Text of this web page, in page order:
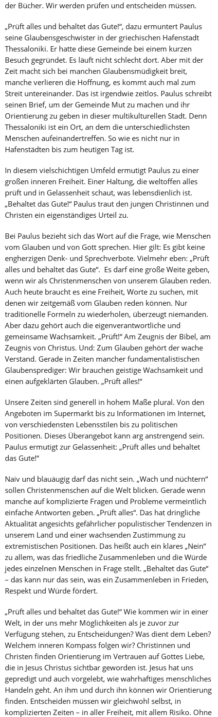
der Bücher. Wir werden prüfen und entscheiden müssen.
„Prüft alles und behaltet das Gute!“, dazu ermuntert Paulus
seine Glaubensgeschwister in der griechischen Hafenstadt
Thessaloniki. Er hatte diese Gemeinde bei einem kurzen
Besuch gegründet. Es läuft nicht schlecht dort. Aber mit der
Zeit macht sich bei manchen Glaubensmüdigkeit breit,
manche verlieren die Hoffnung, es kommt auch mal zum
Streit untereinander. Das ist irgendwie zeitlos. Paulus schreibt
seinen Brief, um der Gemeinde Mut zu machen und ihr
Orientierung zu geben in dieser multikulturellen Stadt. Denn
Thessaloniki ist ein Ort, an dem die unterschiedlichsten
Menschen aufeinandertreffen. So wie es nicht nur in
Hafenstädten bis zum heutigen Tag ist.
In diesem vielschichtigen Umfeld ermutigt Paulus zu einer
großen inneren Freiheit. Einer Haltung, die weltoffen alles
prüft und in Gelassenheit schaut, was lebensdienlich ist.
„Behaltet das Gute!“ Paulus traut den jungen Christinnen und
Christen ein eigenständiges Urteil zu.
Bei Paulus bezieht sich das Wort auf die Frage, wie Menschen
vom Glauben und von Gott sprechen. Hier gilt: Es gibt keine
engherzigen Denk- und Sprechverbote. Vielmehr eben: „Prüft
alles und behaltet das Gute“. Es darf eine große Weite geben,
wenn wir als Christenmenschen von unserem Glauben reden.
Auch heute braucht es eine Freiheit, Worte zu suchen, mit
denen wir zeitgemäß vom Glauben reden können. Nur
traditionelle Formeln zu wiederholen, überzeugt niemanden.
Aber dazu gehört auch die eigenverantwortliche und
gemeinsame Wachsamkeit. „Prüft!“ Am Zeugnis der Bibel, am
Zeugnis von Christus. Und: Zum Glauben gehört der wache
Verstand. Gerade in Zeiten mancher fundamentalistischen
Glaubensprediger: Wir brauchen geistige Wachsamkeit und
einen aufgeklärten Glauben. „Prüft alles!“
Unsere Zeiten sind generell in hohem Maße plural. Von den
Angeboten im Supermarkt bis zu Informationen im Internet,
von verschiedensten Lebensstilen bis zu politischen
Positionen. Dieses Überangebot kann arg anstrengend sein.
Paulus ermutigt zur Gelassenheit: „Prüft alles und behaltet
das Gute!“
Naiv und blauäugig darf das nicht sein. „Wach und nüchtern“
sollen Christenmenschen auf die Welt blicken. Gerade wenn
manche auf komplizierte Fragen und Probleme vermeintlich
einfache Antworten geben. „Prüft alles“. Das hat dringliche
Aktualität angesichts gefährlicher populistischer Tendenzen in
unserem Land und einer wachsenden Zustimmung zu
extremistischen Positionen. Das heißt auch ein klares „Nein“
zu allem, was das friedliche Zusammenleben und die Würde
jedes einzelnen Menschen in Frage stellt. „Behaltet das Gute“
– das kann nur das sein, was ein Zusammenleben in Frieden,
Respekt und Würde fördert.
„Prüft alles und behaltet das Gute!“ Wie kommen wir in einer
Welt, in der uns mehr Möglichkeiten als je zuvor zur
Verfügung stehen, zu Entscheidungen? Was dient dem Leben?
Welchem inneren Kompass folgen wir? Christinnen und
Christen finden Orientierung im Vertrauen auf Gottes Liebe,
die in Jesus Christus sichtbar geworden ist. Jesus hat uns
gepredigt und auch vorgelebt, wie wahrhaftiges menschliches
Handeln geht. An ihm und durch ihn können wir Orientierung
finden. Entscheiden müssen wir gleichwohl selbst, in
komplizierten Zeiten – in aller Freiheit, mit allem Risiko. Ohne